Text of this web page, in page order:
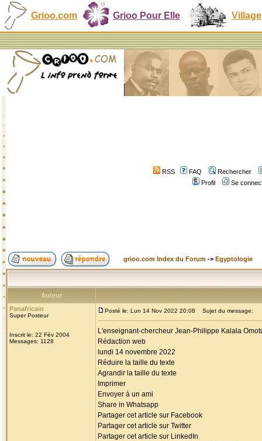
Grioo.com Grioo Pour Elle Village
RSS FAQ
Rechercher
Profil
Se
grioo.com Index du Forum -> Egyptologie
Auteur
Panafricain
Super Posteur
Inscrit le: 22 Fév 2004
Messages: 1128
Posté le: Lun 14 Nov 2022 20:08 Sujet du message:
L'enseignant-chercheur Jean-Philippe Kalala
Rédaction web
lundi 14 novembre 2022
Réduire la taille du texte
Agrandir la taille du texte
Imprimer
Envoyer à un ami
Share in Whatsapp
Partager cet article sur Facebook
Partager cet article sur Twitter
Partager cet article sur LinkedIn